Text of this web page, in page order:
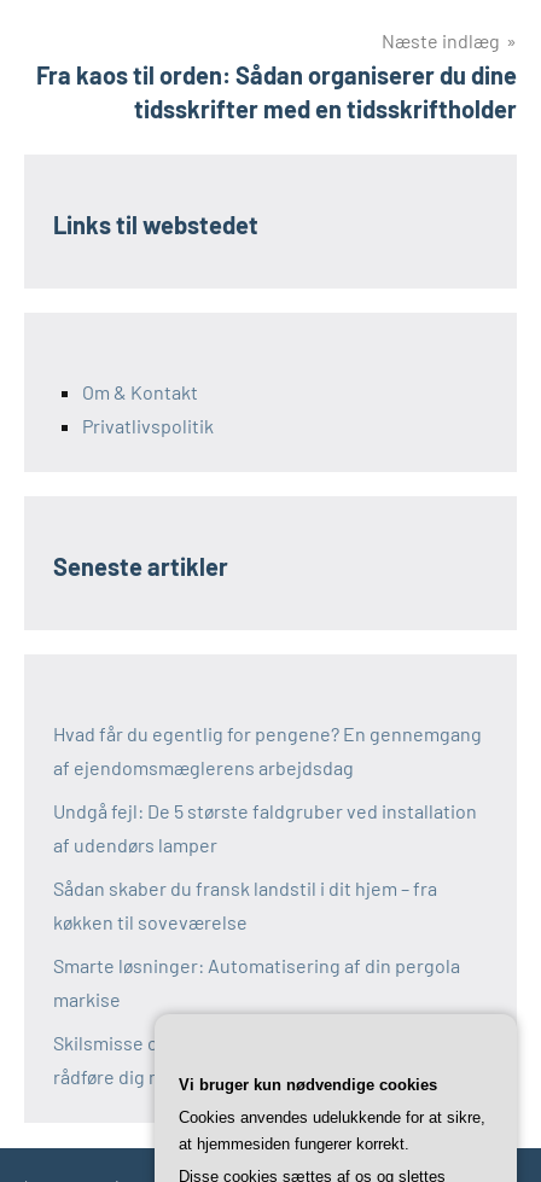
Næste indlæg
Fra kaos til orden: Sådan organiserer du dine
tidsskrifter med en tidsskriftholder
Links til webstedet
Om & Kontakt
Privatlivspolitik
Seneste artikler
Hvad får du egentlig for pengene? En gennemgang
af ejendomsmæglerens arbejdsdag
Undgå fejl: De 5 største faldgruber ved installation
af udendørs lamper
Sådan skaber du fransk landstil i dit hjem – fra
køkken til soveværelse
Smarte løsninger: Automatisering af din pergola
markise
Skilsmisse og fælles bolig: Derfor bør du altid
rådføre dig med en boligadvokat
Vi bruger kun nødvendige cookies
Cookies anvendes udelukkende for at sikre,
at hjemmesiden fungerer korrekt.
Disse cookies sættes af os og slettes